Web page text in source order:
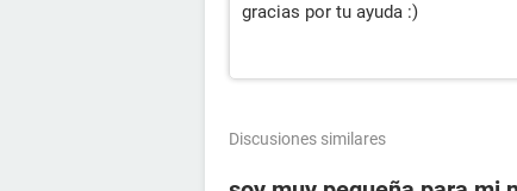
gracias por tu ayuda :)
Discusiones similares